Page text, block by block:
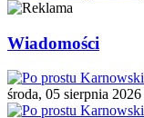
Wiadomości
środa, 05 sierpnia